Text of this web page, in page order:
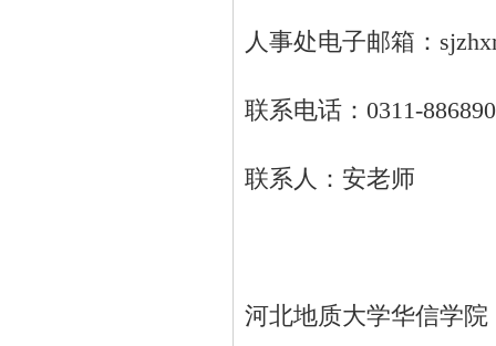
人事处电子邮箱：
联系电话：0311-
联系人：安老师
河北地质大学华信学院